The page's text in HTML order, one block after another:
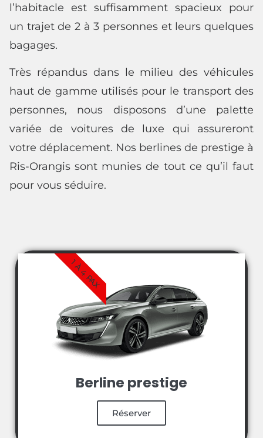
l’habitacle est suffisamment spacieux pour
un trajet de 2 à 3 personnes et leurs quelques
bagages.
Très répandus dans le milieu des véhicules
haut de gamme utilisés pour le transport des
personnes, nous disposons d’une palette
variée de voitures de luxe qui assureront
votre déplacement. Nos berlines de prestige à
Ris-Orangis sont munies de tout ce qu’il faut
pour vous séduire.
Berline prestige
Réserver
1 À 4 PAX